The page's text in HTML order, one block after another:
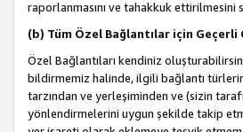
raporlanmasını ve tahakkuk ettirilmesini
(b) Tüm Özel Bağlantılar için
Özel Bağlantıları kendiniz
bildirmemiz halinde, ilgili bağlantı
tarzından ve yerleşiminden ve (sizin
yönlendirmelerini uygun şekilde takip